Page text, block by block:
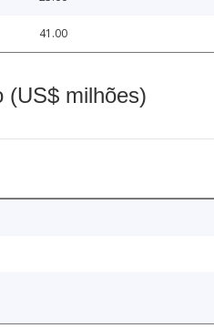
41.00
(US$ milhões)